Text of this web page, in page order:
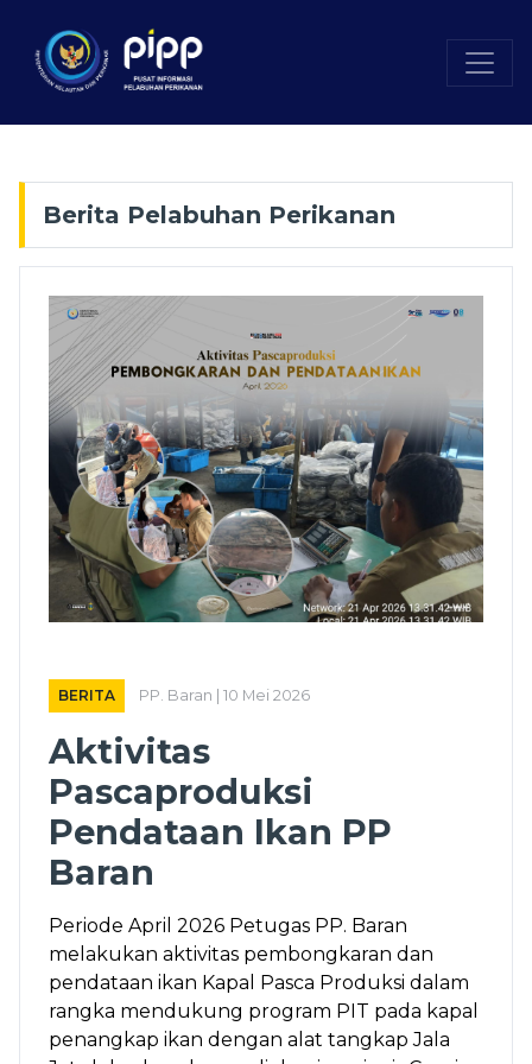
Berita Pelabuhan Perikanan
BERITA PP. Baran | 10 Mei 2026
Aktivitas
Pascaproduksi
Pendataan Ikan PP
Baran
Periode April 2026 Petugas PP. Baran
melakukan aktivitas pembongkaran dan
pendataan ikan Kapal Pasca Produksi dalam
rangka mendukung program PIT pada kapal
penangkap ikan dengan alat tangkap Jala